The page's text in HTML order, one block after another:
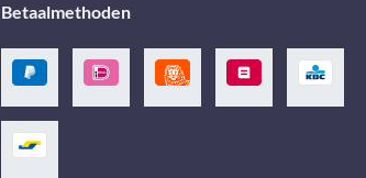
Betaalmethoden